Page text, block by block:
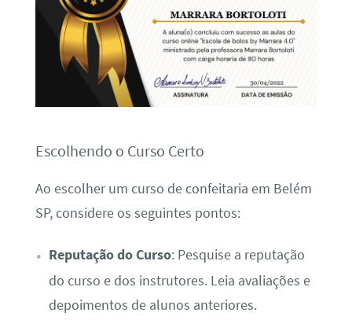
Escolhendo o Curso Certo
Ao escolher um curso de confeitaria em Belém
SP, considere os seguintes pontos:
Reputação do Curso: Pesquise a reputação
do curso e dos instrutores. Leia avaliações e
depoimentos de alunos anteriores.